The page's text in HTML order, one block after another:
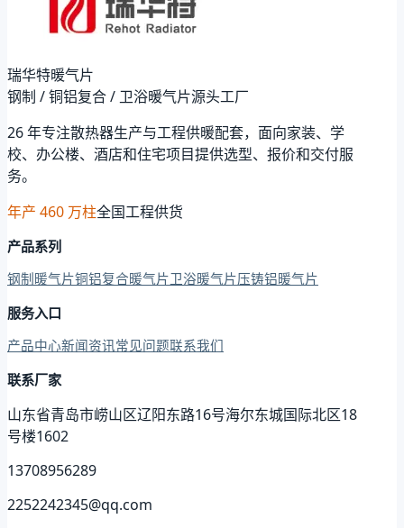
瑞华特暖气片
钢制 / 铜铝复合 / 卫浴暖气片源头工厂
26 年专注散热器生产与工程供暖配套，面向家装、学
校、办公楼、酒店和住宅项目提供选型、报价和交付服
务。
年产 460 万柱全国工程供货
产品系列
钢制暖气片铜铝复合暖气片卫浴暖气片压铸铝暖气片
服务入口
产品中心新闻资讯常见问题联系我们
联系厂家
山东省青岛市崂山区辽阳东路16号海尔东城国际北区18
号楼1602
13708956289
2252242345@qq.com